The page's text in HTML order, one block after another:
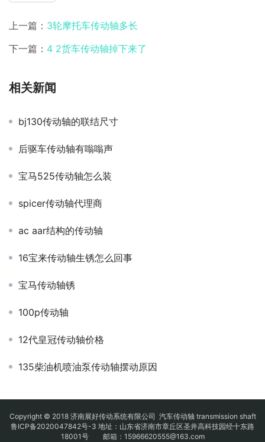
上一篇： 3轮摩托车传动轴多长
下一篇： 4 2货车传动轴掉下来了
相关新闻
bj130传动轴的联结尺寸
后驱车传动轴有嗡嗡声
宝马525传动轴怎么装
spicer传动轴代理商
ac aar结构的传动轴
16宝来传动轴生锈怎么回事
宝马传动轴锈
100p传动轴
12代皇冠传动轴价格
135柴油机喷油泵传动轴摆动原因
Copyright © 2018 济南展好传动系统有限公司 汽车传动轴 transmission shaft
鲁ICP备2020047842号-3 地址：山东省济南市章丘区圣井高科技园经十东路
18001号 邮箱：15966620555@163.com